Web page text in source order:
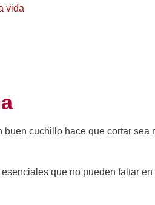
vida
cuchillo hace que cortar sea
que no pueden faltar en